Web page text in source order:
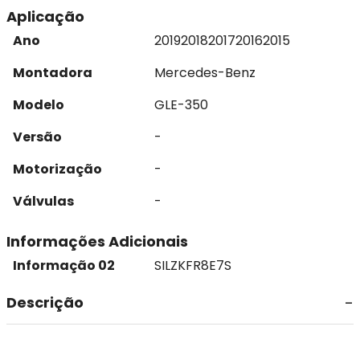
Aplicação
Ano 20192018201720162015
Montadora
Mercedes-Benz
Modelo
GLE-350
Versão
-
Motorização
-
Válvulas
-
Informações Adicionais
Informação 02 SILZKFR8E7S
Descrição